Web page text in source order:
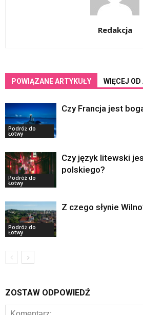
Redakcja
POWIĄZANE ARTYKUŁY WIĘCEJ
Podróż do
Łotwy
Czy Francja jest
Podróż do
Łotwy
Czy język litewski
polskiego?
Podróż do
Łotwy
Z czego słynie
ZOSTAW ODPOWIEDŹ